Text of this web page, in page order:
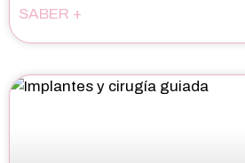
SABER +